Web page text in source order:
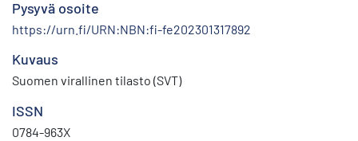
Pysyvä osoite
https://urn.fi/URN:NBN:fi-fe202301317892
Kuvaus
Suomen virallinen tilasto (SVT)
ISSN
0784-963X